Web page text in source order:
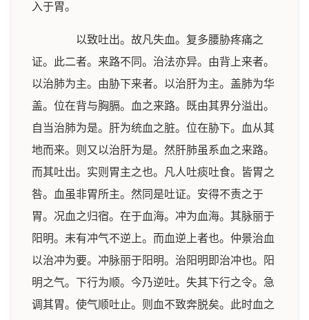
入于胃。
以致吐出。故凡失血。复多腰胁疼痛之
证。此二者。来路不同。治法亦异。由背上来者。
以治肺为主。由胁下来者。以治肝为主。盖肺为华
盖。位在背与胸膈。血之来路。既由其界分溢出。
自当治肺为是。肝为统血之脏。位在胁下。血从其
地而来。则又以治肝为是。然肝肺虽系血之来路。
而其吐出。实则胃主之也。凡人吐痰吐食。皆胃之
咎。血虽非胃所主。然同是吐证。安得不责之于
胃。况血之归宿。在于血海。冲为血海。其脉丽于
阳明。未有冲气不逆上。而血逆上者也。仲景治血
以治冲为要。冲脉丽于阳明。治阳明即治冲也。阳
明之气。下行为顺。今乃逆吐。失其下行之令。急
调其胃。使气顺吐止。则血不致奔脱矣。此时血之